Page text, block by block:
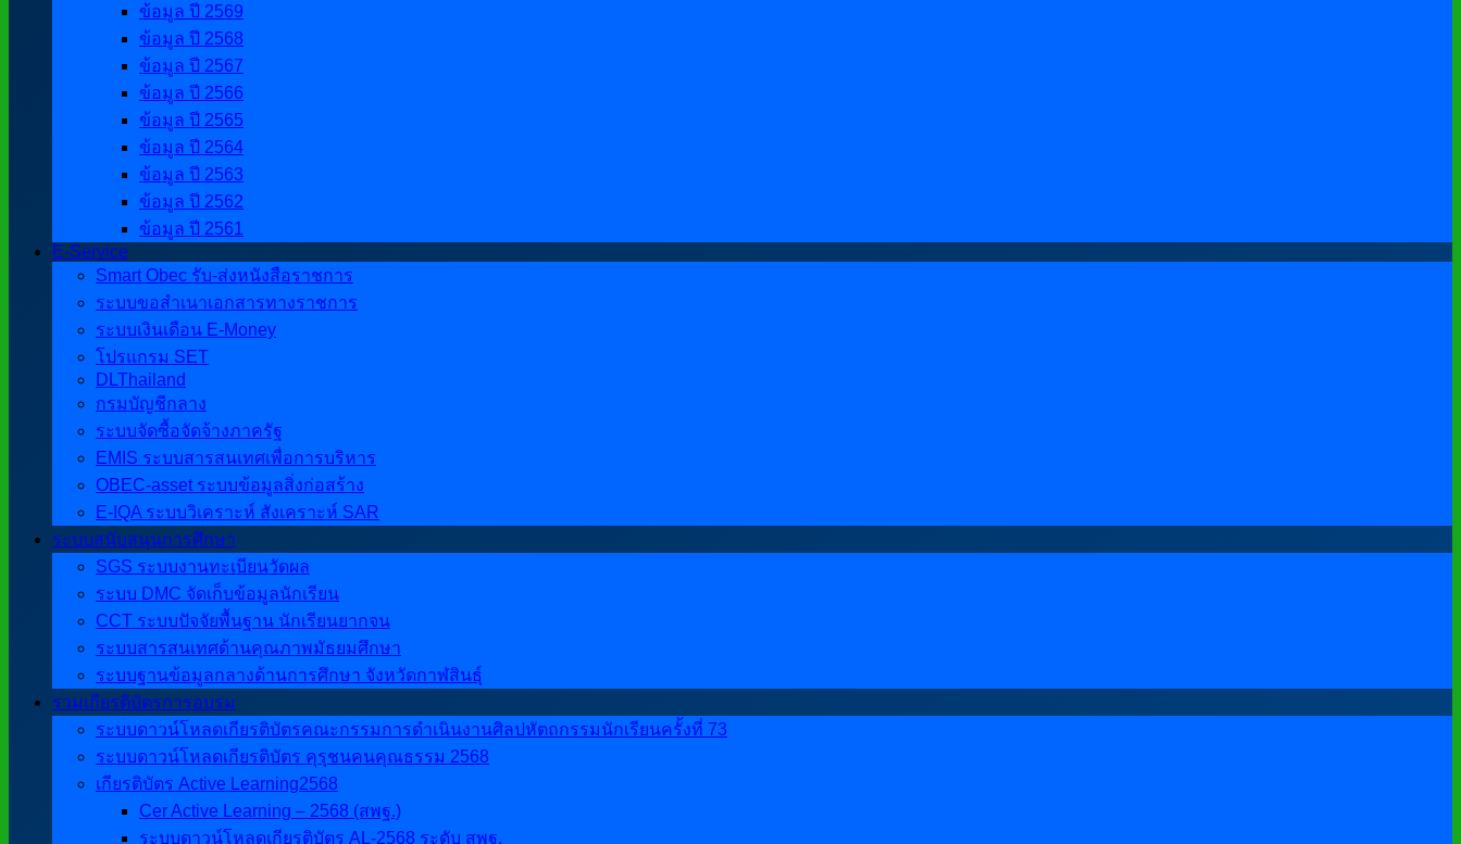
ข้อมูล ปี 2569
ข้อมูล ปี 2568
ข้อมูล ปี 2567
ข้อมูล ปี 2566
ข้อมูล ปี 2565
ข้อมูล ปี 2564
ข้อมูล ปี 2563
ข้อมูล ปี 2562
ข้อมูล ปี 2561
E-Service
Smart Obec รับ-ส่งหนังสือราชการ
ระบบขอสำเนาเอกสารทางราชการ
ระบบเงินเดือน E-Money
โปรแกรม SET
DLThailand
กรมบัญชีกลาง
ระบบจัดซื้อจัดจ้างภาครัฐ
EMIS ระบบสารสนเทศเพื่อการบริหาร
OBEC-asset ระบบข้อมูลสิ่งก่อสร้าง
E-IQA ระบบวิเคราะห์ สังเคราะห์ SAR
ระบบสนับสนุนการศึกษา
SGS ระบบงานทะเบียนวัดผล
ระบบ DMC จัดเก็บข้อมูลนักเรียน
CCT ระบบปัจจัยพื้นฐาน นักเรียนยากจน
ระบบสารสนเทศด้านคุณภาพมัธยมศึกษา
ระบบฐานข้อมูลกลางด้านการศึกษา จังหวัดกาฬสินธุ์
รวมเกียรติบัตรการอบรม
ระบบดาวน์โหลดเกียรติบัตรคณะกรรมการดำเนินงานศิลปหัตถกรรมนักเรียนครั้งที่ 73
ระบบดาวน์โหลดเกียรติบัตร คุรุชนคนคุณธรรม 2568
เกียรติบัตร Active Learning2568
Cer Active Learning – 2568 (สพฐ.)
ระบบดาวน์โหลดเกียรติบัตร AL-2568 ระดับ สพฐ.